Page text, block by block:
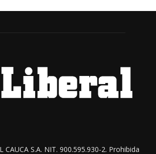
CAUCA S.A. NIT. 900.595.930-2. Prohibida